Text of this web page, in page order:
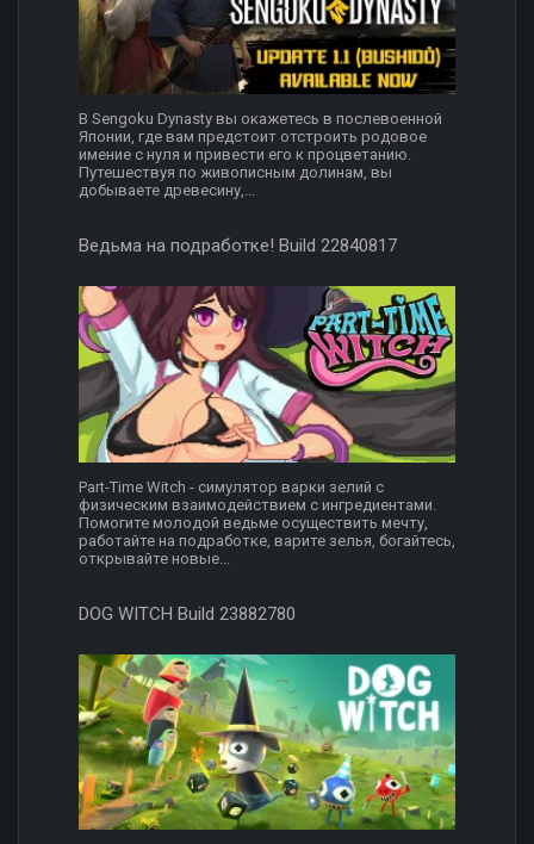
В Sengoku Dynasty вы окажетесь в послевоенной
Японии, где вам предстоит отстроить родовое
имение с нуля и привести его к процветанию.
Путешествуя по живописным долинам, вы
добываете древесину,...
Ведьма на подработке! Build 22840817
Part-Time Witch - симулятор варки зелий с
физическим взаимодействием с ингредиентами.
Помогите молодой ведьме осуществить мечту,
работайте на подработке, варите зелья, богайтесь,
открывайте новые...
DOG WITCH Build 23882780